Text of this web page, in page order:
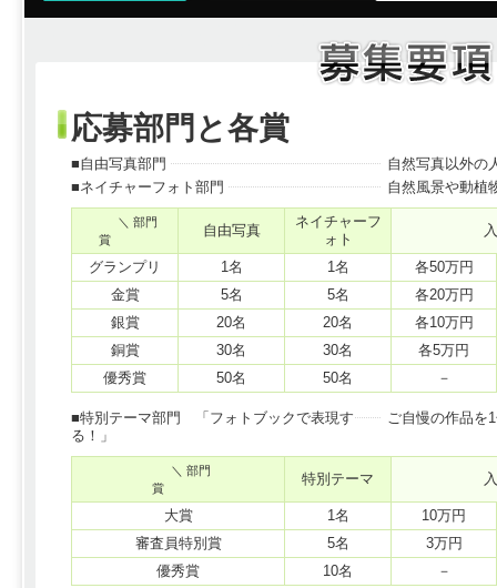
応募部門と各賞
■自由写真部門
自然写真以外の
■ネイチャーフォト部門
自然風景や動植
＼ 部門
賞
自由写真
ネイチャーフ
ォト
グランプリ 1名 1名
各50万円
金賞
5名 5名
各20万円
銀賞
20名 20名
各10万円
銅賞
30名 30名
各5万円
優秀賞
50名 50名 －
■特別テーマ部門 「フォトブックで表現す
る！」
ご自慢の作品を
＼ 部門
賞
特別テーマ
大賞 1名
10万円
審査員特別賞
5名
3万円
優秀賞
10名 －